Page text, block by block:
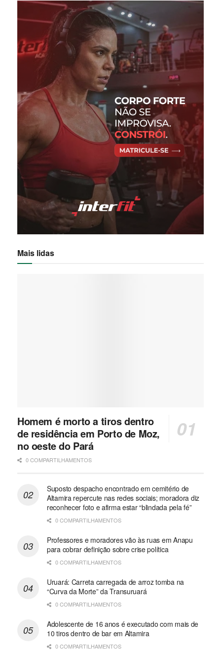
Mais lidas
Homem é morto a tiros dentro
de residência em Porto de Moz,
no oeste do Pará
0 COMPARTILHAMENTOS
Suposto despacho encontrado em cemitério de
Altamira repercute nas redes sociais; moradora diz
reconhecer foto e afirma estar “blindada pela fé”
0 COMPARTILHAMENTOS
Professores e moradores vão às ruas em Anapu
para cobrar definição sobre crise política
0 COMPARTILHAMENTOS
Uruará: Carreta carregada de arroz tomba na
“Curva da Morte” da Transuruará
0 COMPARTILHAMENTOS
Adolescente de 16 anos é executado com mais de
10 tiros dentro de bar em Altamira
0 COMPARTILHAMENTOS